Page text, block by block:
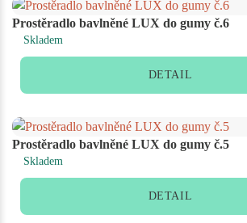
Prostěradlo bavlněné LUX do gumy č.6
Skladem
DETAIL
Prostěradlo bavlněné LUX do gumy č.5
Skladem
DETAIL